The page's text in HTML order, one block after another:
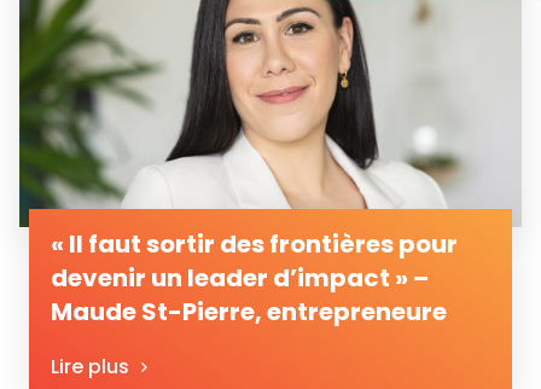
« Il faut sortir des frontières pour
devenir un leader d’impact » –
Maude St-Pierre, entrepreneure
Lire plus